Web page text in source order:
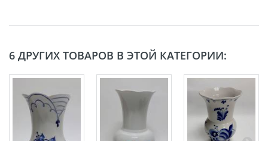
6 ДРУГИХ ТОВАРОВ В ЭТОЙ КАТЕГОРИИ: